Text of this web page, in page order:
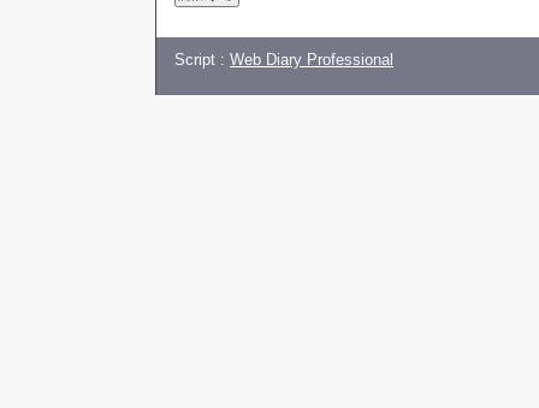
Script : Web Diary Professional